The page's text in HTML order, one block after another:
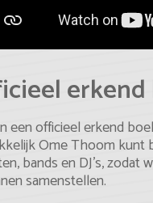
een officieel erkend
Ome Thoom kunt
bands en DJ's, zodat
samenstellen.